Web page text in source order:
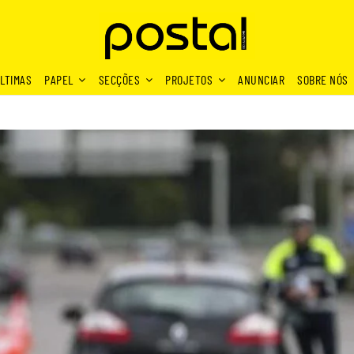
PAPEL SECÇÕES PROJETOS ANUNCIAR SOBRE NÓS